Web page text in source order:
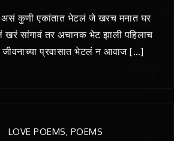
असं कुणी एकांतात भेटलं जे खरच मनात घर
खरं सांगावं तर अचानक भेट झाली पहिलाच
प्रवासात भेटलं न आवाज […]
LOVE POEMS, POEMS